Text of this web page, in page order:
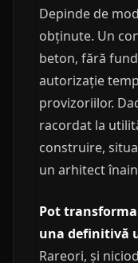
Depinde de
obținute. Un
beton, fără
autorizație
provizoriilor.
racordat la
construire,
un arhitect
Pot
una definitivă
Rareori, și